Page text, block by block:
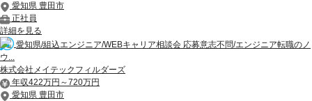
愛知県 豊田市
正社員
詳細を見る
愛知県/組込エンジニア/WEBキャリア相談会 応募意志不問/エンジニア転職のノ
ウ...
株式会社メイテックフィルダーズ
年収422万円～720万円
愛知県 豊田市